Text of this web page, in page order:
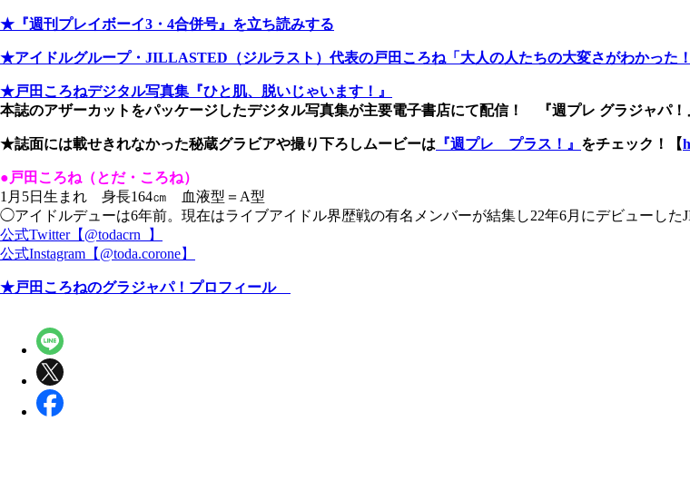
★『週刊プレイボーイ3・4合併号』を立ち読みする
★アイドルグループ・JILLASTED（ジルラスト）代表の戸田ころね「大人の人たちの大変さがわかった！
★戸田ころねデジタル写真集『ひと肌、脱いじゃいます！』
本誌のアザーカットをパッケージしたデジタル写真集が主要電子書店にて配信！ 『週プレ グラジャパ
★誌面には載せきれなかった秘蔵グラビアや撮り下ろしムービーは 『週プレ プラス！』 をチェック！【
●戸田ころね（とだ・ころね）
1月5日生まれ 身長164㎝ 血液型＝A型
◯アイドルデューは6年前。現在はライブアイドル界歴戦の有名メンバーが結集し22年6月にデビューした
公式Twitter【@todacrn_】
公式Instagram【@toda.corone】
★戸田ころねのグラジャパ！プロフィール